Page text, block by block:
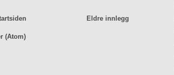
Eldre innlegg
(Atom)